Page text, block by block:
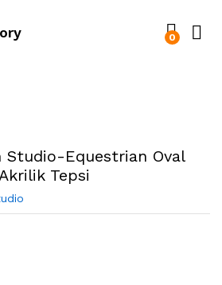
0
Studio-Equestrian Oval
Tepsi